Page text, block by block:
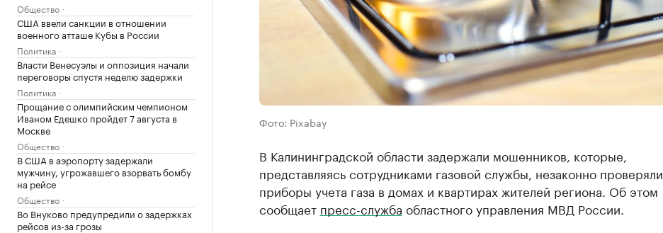
Общество
США ввели санкции в отношении
военного атташе Кубы в России
Политика
Власти Венесуэлы и оппозиция начали
переговоры спустя неделю задержки
Политика
Прощание с олимпийским чемпионом
Иваном Едешко пройдет 7 августа в
Москве
Общество
В США в аэропорту задержали
мужчину, угрожавшего взорвать бомбу
на рейсе
Общество
Во Внуково предупредили о задержках
рейсов из-за грозы
Фото: Pixabay
В Калининградской области задержали мошенников, которые,
представляясь сотрудниками газовой службы, незаконно проверяли
приборы учета газа в домах и квартирах жителей региона. Об этом
сообщает пресс-служба областного управления МВД России.